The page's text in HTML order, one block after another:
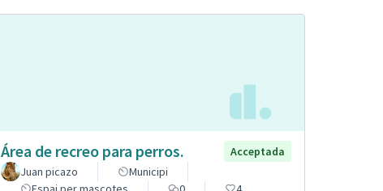
Área de recreo para perros.
Acceptada
Juan picazo
Municipi